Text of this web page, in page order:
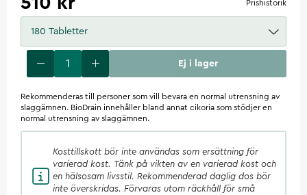
Prishistorik
180 Tabletter
Ej i lager
Rekommenderas till personer som vill bevara en normal utrensning av
slaggämnen. BioDrain innehåller bland annat cikoria som stödjer en
normal utrensning av slaggämnen.
Kosttillskott bör inte användas som ersättning för
varierad kost. Tänk på vikten av en varierad kost och
en hälsosam livsstil. Rekommenderad daglig dos bör
inte överskridas. Förvaras utom räckhåll för små